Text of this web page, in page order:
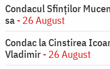
Condacul Sfinţilor
sa- 26 August
Condac la Cinstirea
Vladimir- 26 August